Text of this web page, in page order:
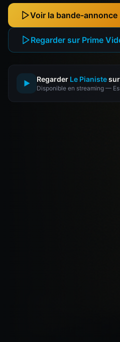
Voir la bande-annonce
Regarder sur Prime
▶ Regarder Le Pianiste
Disponible en streaming —